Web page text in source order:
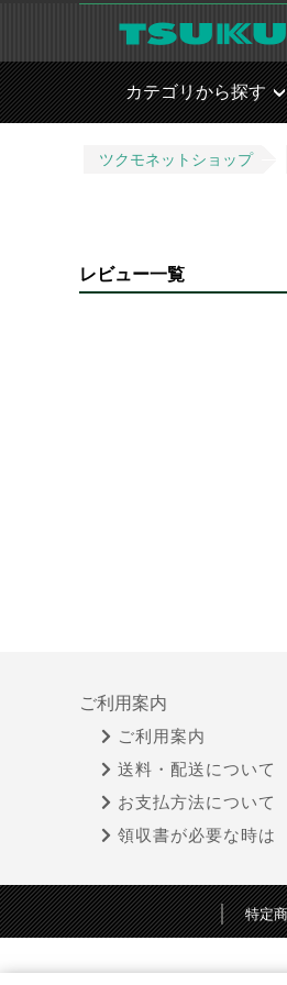
カテゴリから探す
ツクモネットショップ
レビュー一覧
ご利用案内
ご利用案内
送料・配送について
お支払方法について
領収書が必要な時は
特定